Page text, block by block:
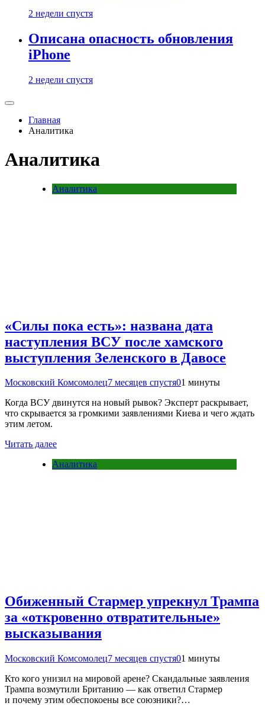
2 недели спустя
Описана опасность обновления
iPhone
2 недели спустя
Главная
Аналитика
Аналитика
Аналитика
«Силы пока есть»: названа дата
наступления ВСУ после хамского
выступления Зеленского в Давосе
Московский Комсомолец7 месяцев спустя01 минуты
Когда ВСУ двинутся на новый рывок? Эксперт раскрывает,
что скрывается за громкими заявлениями Киева и чего ждать
этим летом.
Читать далее
Аналитика
Обиженный Стармер упрекнул Трампа
за «откровенно отвратительные»
высказывания
Московский Комсомолец7 месяцев спустя01 минуты
Кто кого унизил на мировой арене? Скандальные заявления
Трампа возмутили Британию — как ответил Стармер
и почему этим обеспокоены все союзники?…